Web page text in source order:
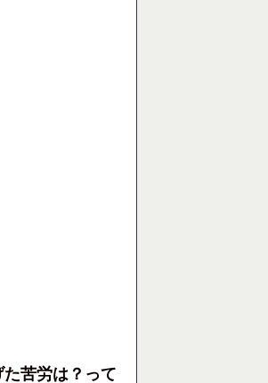
苦労は？って